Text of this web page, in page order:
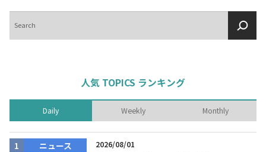
索
人気 TOPICS ランキング
Daily Weekly Monthly
ニュース 2026/08/01